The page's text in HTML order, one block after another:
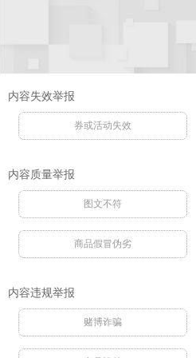
内容失效举报
券或活动失效
内容质量举报
图文不符
商品假冒伪劣
内容违规举报
赌博诈骗